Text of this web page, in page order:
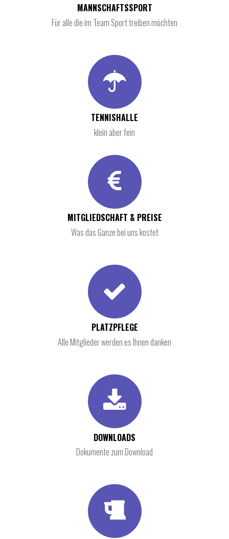
MANNSCHAFTSSPORT
Für alle die im Team Sport treiben möchten
TENNISHALLE
klein aber fein
MITGLIEDSCHAFT & PREISE
Was das Ganze bei uns kostet
PLATZPFLEGE
Alle Mitglieder werden es Ihnen danken
DOWNLOADS
Dokumente zum Download